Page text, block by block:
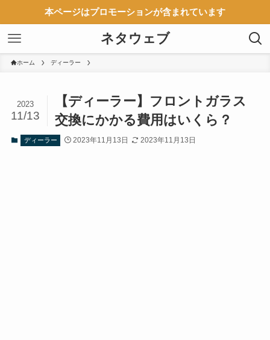
本ページはプロモーションが含まれています
ネタウェブ
ホーム ディーラー
【ディーラー】フロントガラス
交換にかかる費用はいくら？
2023
11/13
ディーラー 2023年11月13日 2023年11月13日